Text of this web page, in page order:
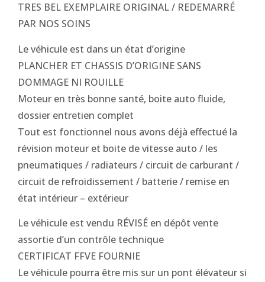
TRES BEL EXEMPLAIRE ORIGINAL / REDEMARRÉ
PAR NOS SOINS
Le véhicule est dans un état d’origine
PLANCHER ET CHASSIS D’ORIGINE SANS
DOMMAGE NI ROUILLE
Moteur en très bonne santé, boite auto fluide,
dossier entretien complet
Tout est fonctionnel nous avons déjà effectué la
révision moteur et boite de vitesse auto / les
pneumatiques / radiateurs / circuit de carburant /
circuit de refroidissement / batterie / remise en
état intérieur – extérieur
Le véhicule est vendu RÉVISÉ en dépôt vente
assortie d’un contrôle technique
CERTIFICAT FFVE FOURNIE
Le véhicule pourra être mis sur un pont élévateur si